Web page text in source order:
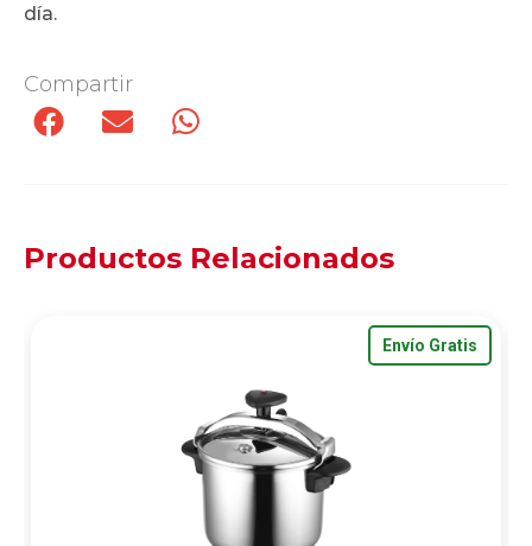
día.
Compartir
Productos Relacionados
Envío Gratis